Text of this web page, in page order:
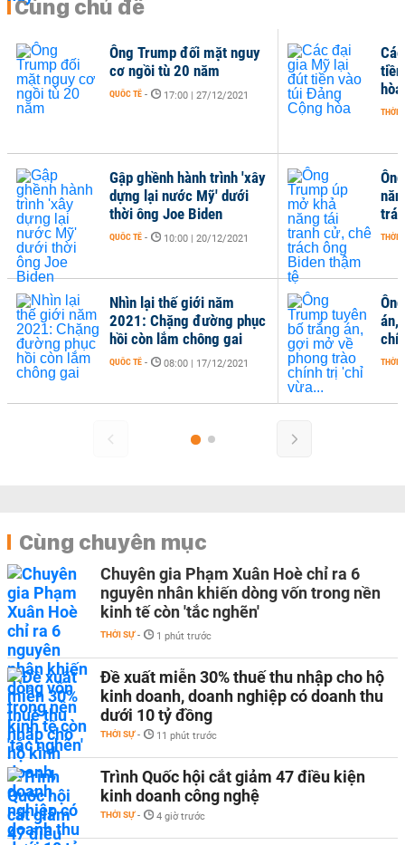
Cùng chủ đề
Ông Trump đối mặt nguy
cơ ngồi tù 20 năm
QUỐC TẾ - 17:00 | 27/12/2021
Gập ghềnh hành trình 'xây
dựng lại nước Mỹ' dưới
thời ông Joe Biden
QUỐC TẾ - 10:00 | 20/12/2021
Nhìn lại thế giới năm
2021: Chặng đường phục
hồi còn lắm chông gai
QUỐC TẾ - 08:00 | 17/12/2021
hòa
THỜI
THỜI
án,
THỜI
Cùng chuyên mục
Chuyên gia Phạm Xuân Hoè chỉ ra 6
nguyên nhân khiến dòng vốn trong nền
kinh tế còn 'tắc nghẽn'
THỜI SỰ - 1 phút trước
Đề xuất miễn 30% thuế thu nhập cho hộ
kinh doanh, doanh nghiệp có doanh thu
dưới 10 tỷ đồng
THỜI SỰ - 11 phút trước
Trình Quốc hội cắt giảm 47 điều kiện
kinh doanh công nghệ
THỜI SỰ - 4 giờ trước